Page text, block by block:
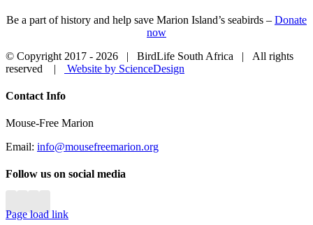
Be a part of history and help save Marion Island’s seabirds – Donate
now
© Copyright 2017 - 2026 | BirdLife South Africa | All rights
reserved |
Website by ScienceDesign
Close
Bar
Contact Info
Mouse-Free Marion
Email: info@mousefreemarion.org
Follow us on social media
Page load link